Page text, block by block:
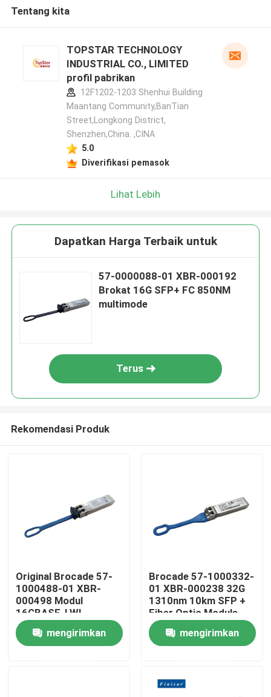
Rumah
Tentang kita
TOPSTAR TECHNOLOGY
INDUSTRIAL CO., LIMITED
profil pabrikan
12F1202-1203 Shenhui Building
Maantang Community,BanTian
Street,Longkong District,
Shenzhen,China. ,CINA
5.0
Diverifikasi pemasok
Lihat Lebih
Dapatkan Harga Terbaik untuk
57-0000088-01 XBR-000192
Brokat 16G SFP+ FC 850NM
multimode
Terus
Rekomendasi Produk
Original Brocade 57-
1000488-01 XBR-
000498 Modul
16GBASE-LWL
16Gbps Aman 10km
1310nm SMF Fiber
Optic Peralatan
mengirimkan
Brocade 57-1000332-
01 XBR-000238 32G
1310nm 10km SFP +
Fiber Optic Module
Dengan Konektor FC
mengirimkan